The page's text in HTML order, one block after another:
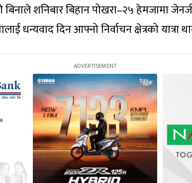
बिनाले शनिबार बिहान पोखरा–२५ हेमजामा
धन्यवाद दिन आफ्नो निर्वाचन क्षेत्रको यात्रा